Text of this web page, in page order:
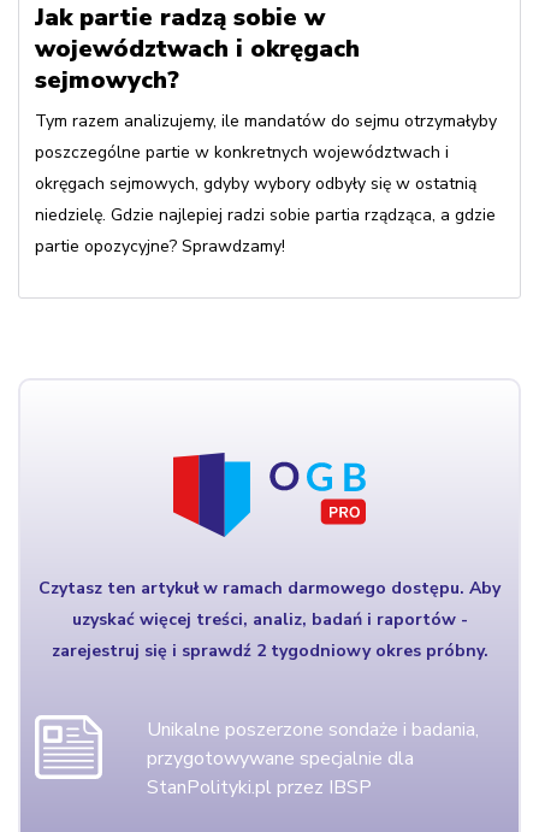
Jak partie radzą sobie w
województwach i okręgach
sejmowych?
Tym razem analizujemy, ile mandatów do sejmu otrzymałyby
poszczególne partie w konkretnych województwach i
okręgach sejmowych, gdyby wybory odbyły się w ostatnią
niedzielę. Gdzie najlepiej radzi sobie partia rządząca, a gdzie
partie opozycyjne? Sprawdzamy!
Czytasz ten artykuł w ramach darmowego dostępu. Aby
uzyskać więcej treści, analiz, badań i raportów -
zarejestruj się i sprawdź 2 tygodniowy okres próbny.
Unikalne poszerzone sondaże i badania,
przygotowywane specjalnie dla
StanPolityki.pl przez IBSP